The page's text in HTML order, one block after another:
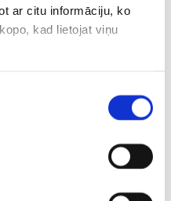
ar citu informāciju, ko
kad lietojat viņu
November 15,